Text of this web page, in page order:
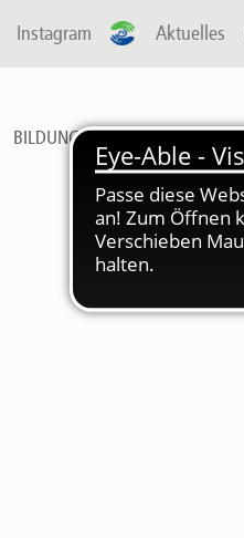
Instagram A-P Aktuelles
BILDUNG & ARBEIT FREIZEIT